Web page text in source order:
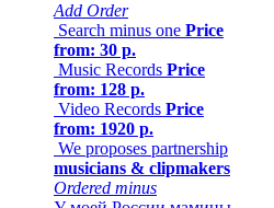
Add Order
Search minus one Price
from: 30 р.
Music Records Price
from: 128 р.
Video Records Price
from: 1920 р.
We proposes partnership
musicians & clipmakers
Ordered minus